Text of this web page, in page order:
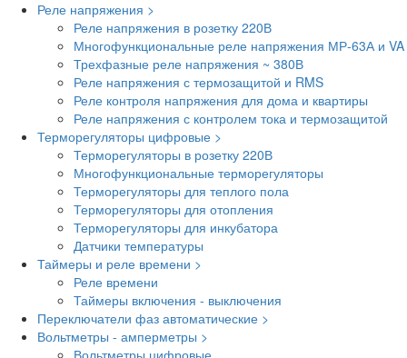
Реле напряжения >
Реле напряжения в розетку 220В
Многофункциональные реле напряжения МР-63А и VA
Трехфазные реле напряжения ~ 380В
Реле напряжения с термозащитой и RMS
Реле контроля напряжения для дома и квартиры
Реле напряжения с контролем тока и термозащитой
Терморегуляторы цифровые >
Терморегуляторы в розетку 220В
Многофункциональные терморегуляторы
Терморегуляторы для теплого пола
Терморегуляторы для отопления
Терморегуляторы для инкубатора
Датчики температуры
Таймеры и реле времени >
Реле времени
Таймеры включения - выключения
Переключатели фаз автоматические >
Вольтметры - амперметры >
Вольтметры цифровые